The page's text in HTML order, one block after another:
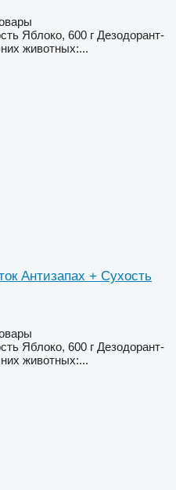
Яблоко, 600 г Дезодорант-
животных:...
Антизапах + Сухость
Яблоко, 600 г Дезодорант-
животных:...